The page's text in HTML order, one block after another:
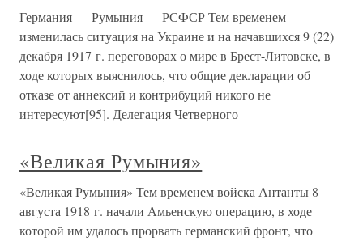
Германия — Румыния — РСФСР Тем временем
изменилась ситуация на Украине и на начавшихся 9 (22)
декабря 1917 г. переговорах о мире в Брест-Литовске, в
ходе которых выяснилось, что общие декларации об
отказе от аннексий и контрибуций никого не
интересуют[95]. Делегация Четверного
«Великая Румыния»
«Великая Румыния» Тем временем войска Антанты 8
августа 1918 г. начали Амьенскую операцию, в ходе
которой им удалось прорвать германский фронт, что